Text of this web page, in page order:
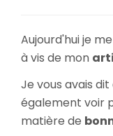
Aujourd'hui je
à vis de mon
Je vous avais dit
également voir
matière de